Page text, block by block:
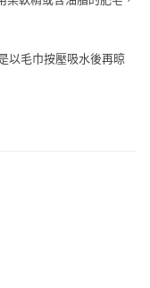
以毛巾按壓吸水後再晾